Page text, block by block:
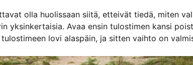
olla huolissaan siitä, etteivät tiedä, miten
yksinkertaisia. Avaa ensin tulostimen kansi
lovi alaspäin, ja sitten vaihto on